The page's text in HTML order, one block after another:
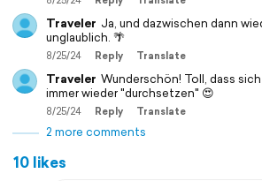
Traveler Ja, und dazwischen dann
unglaublich. 🌴
8/25/24 Reply Translate
Traveler Wunderschön! Toll, dass
immer wieder "durchsetzen" 😍
8/25/24 Reply Translate
2 more comments
10 likes